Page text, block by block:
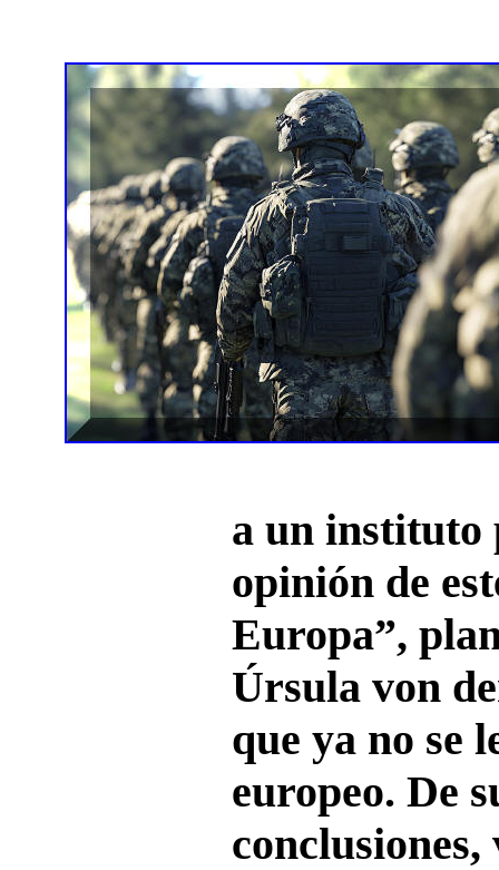
a un instituto
opinión de
Europa”,
Úrsula von
que ya no se
europeo. De